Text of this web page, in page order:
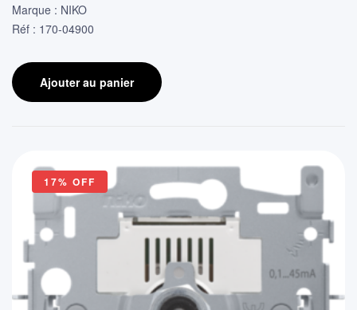
prix
initial
76,59€.
prix
actuel
63,30€.
Marque : NIKO
Réf : 170-04900
Ajouter au panier
17% OFF